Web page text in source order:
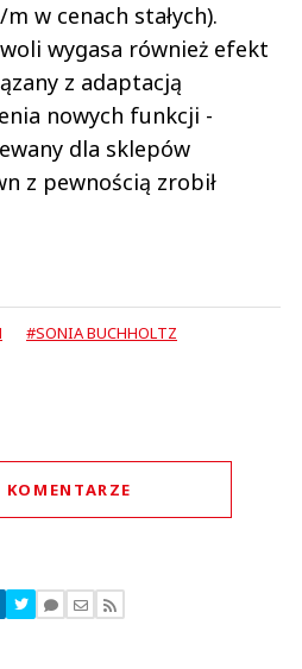
w cenach stałych).
wygasa również efekt
z adaptacją
nowych funkcji -
dla sklepów
z pewnością zrobił
#SONIA BUCHHOLTZ
KOMENTARZE
komentarzy
komentarze